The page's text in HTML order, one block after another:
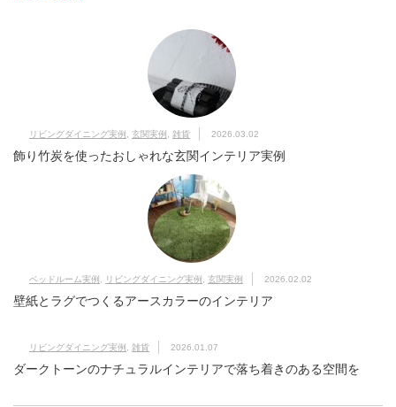
リビングダイニング実例 玄関実例 雑貨 2026.03.02
飾り竹炭を使ったおしゃれな玄関インテリア実例
ベッドルーム実例 リビングダイニング実例 玄関実例 2026.02.02
壁紙とラグでつくるアースカラーのインテリア
リビングダイニング実例 雑貨 2026.01.07
ダークトーンのナチュラルインテリアで落ち着きのある空間を